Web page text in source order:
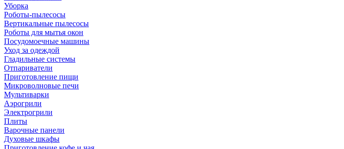
Уборка
Роботы-пылесосы
Вертикальные пылесосы
Роботы для мытья окон
Посудомоечные машины
Уход за одеждой
Гладильные системы
Отпариватели
Приготовление пищи
Микроволновые печи
Мультиварки
Аэрогрили
Электрогрили
Плиты
Варочные панели
Духовые шкафы